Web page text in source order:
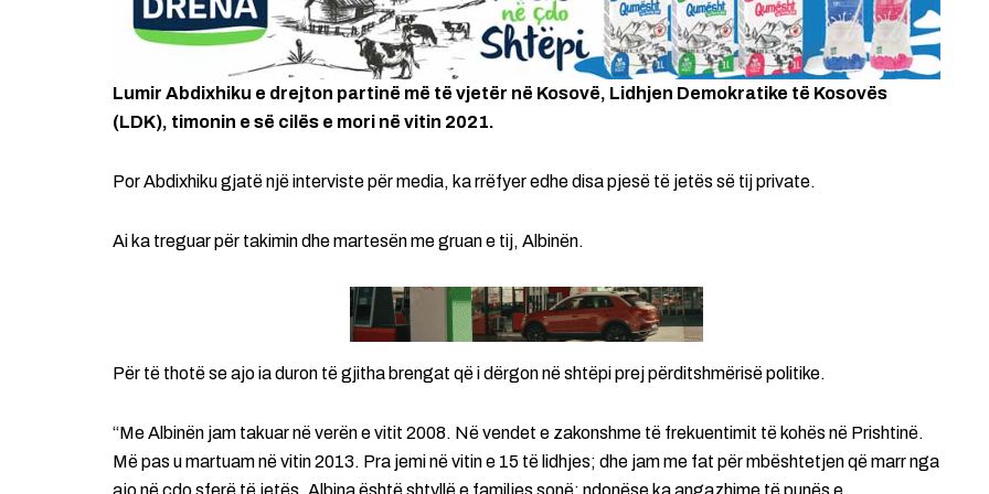
Lumir Abdixhiku e drejton partinë më të vjetër në Kosovë, Lidhjen Demokratike të Kosovës
(LDK), timonin e së cilës e mori në vitin 2021.
Por Abdixhiku gjatë një interviste për media, ka rrëfyer edhe disa pjesë të jetës së tij private.
Ai ka treguar për takimin dhe martesën me gruan e tij, Albinën.
Për të thotë se ajo ia duron të gjitha brengat që i dërgon në shtëpi prej përditshmërisë politike.
“Me Albinën jam takuar në verën e vitit 2008. Në vendet e zakonshme të frekuentimit të kohës në Prishtinë.
Më pas u martuam në vitin 2013. Pra jemi në vitin e 15 të lidhjes; dhe jam me fat për mbështetjen që marr nga